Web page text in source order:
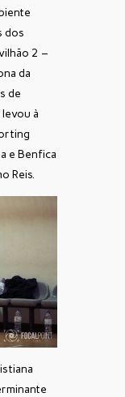
dos
2 –
da
de
à
e Benfica
Reis.